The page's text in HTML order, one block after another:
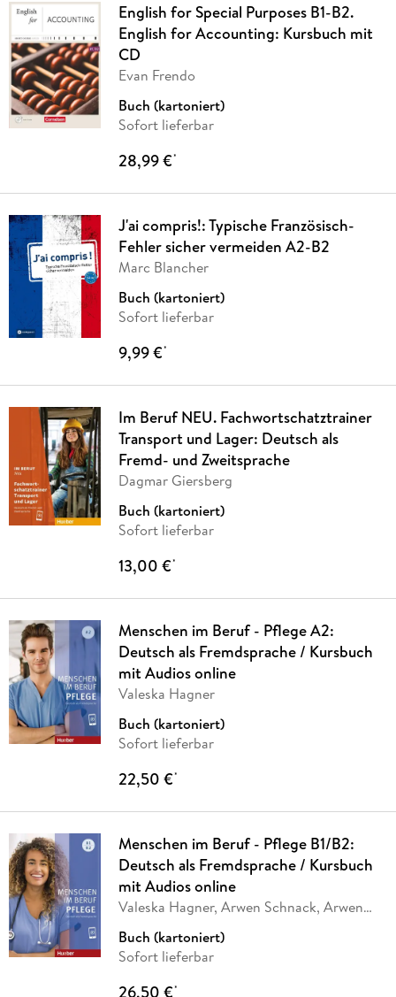
English for Special Purposes B1-B2.
English for Accounting: Kursbuch mit
CD
Evan Frendo
Buch (kartoniert)
Sofort lieferbar
28,99 €*
J'ai compris!: Typische Französisch-
Fehler sicher vermeiden A2-B2
Marc Blancher
Buch (kartoniert)
Sofort lieferbar
9,99 €*
Im Beruf NEU. Fachwortschatztrainer
Transport und Lager: Deutsch als
Fremd- und Zweitsprache
Dagmar Giersberg
Buch (kartoniert)
Sofort lieferbar
13,00 €*
Menschen im Beruf - Pflege A2:
Deutsch als Fremdsprache / Kursbuch
mit Audios online
Valeska Hagner
Buch (kartoniert)
Sofort lieferbar
22,50 €*
Menschen im Beruf - Pflege B1/B2:
Deutsch als Fremdsprache / Kursbuch
mit Audios online
Valeska Hagner, Arwen Schnack, Arwen
Buch (kartoniert)
Sofort lieferbar
26,50 €*